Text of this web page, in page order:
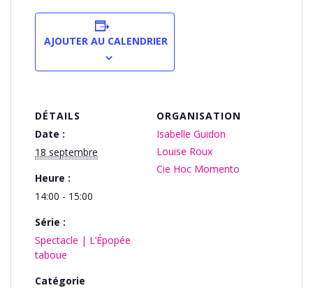
AJOUTER AU CALENDRIER
DÉTAILS
Date :
18 septembre
Heure :
14:00 - 15:00
Série :
Spectacle | L’Épopée
taboue
Catégorie
ORGANISATION
Isabelle Guidon
Louise Roux
Cie Hoc Momento